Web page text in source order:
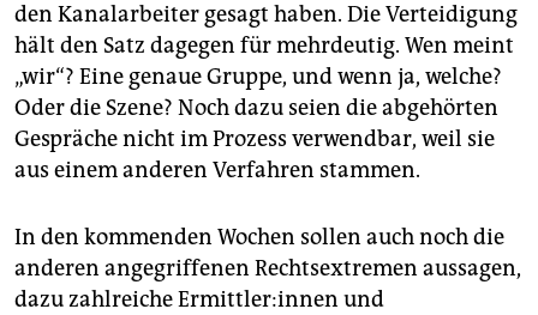
den Kanalarbeiter gesagt haben. Die Verteidigung
hält den Satz dagegen für mehrdeutig. Wen meint
„wir“? Eine genaue Gruppe, und wenn ja, welche?
Oder die Szene? Noch dazu seien die abgehörten
Gespräche nicht im Prozess verwendbar, weil sie
aus einem anderen Verfahren stammen.
In den kommenden Wochen sollen auch noch die
anderen angegriffenen Rechtsextremen aussagen,
dazu zahlreiche Er­mitt­le­r:in­nen und